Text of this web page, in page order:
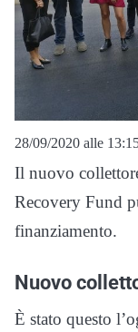
28/09/2020 alle
Il nuovo
Recovery Fund
finanziamento.
Nuovo
È stato questo